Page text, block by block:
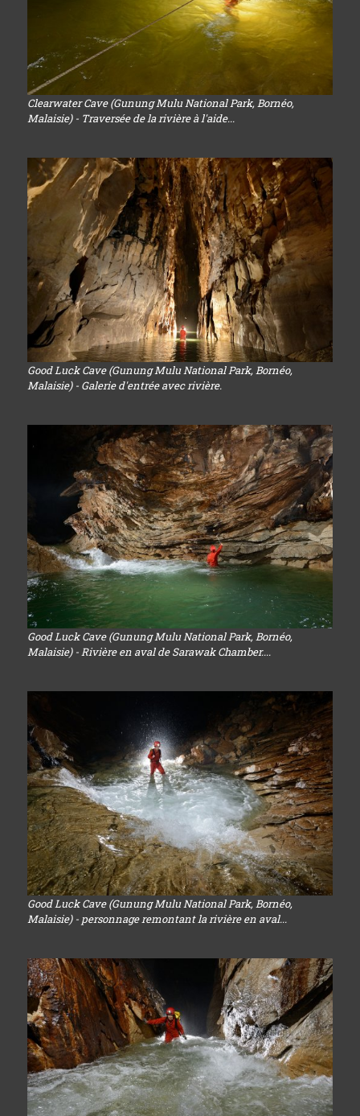
Clearwater Cave (Gunung Mulu National Park, Bornéo,
Malaisie) - Traversée de la rivière à l'aide...
Good Luck Cave (Gunung Mulu National Park, Bornéo,
Malaisie) - Galerie d'entrée avec rivière.
Good Luck Cave (Gunung Mulu National Park, Bornéo,
Malaisie) - Rivière en aval de Sarawak Chamber....
Good Luck Cave (Gunung Mulu National Park, Bornéo,
Malaisie) - personnage remontant la rivière en aval...